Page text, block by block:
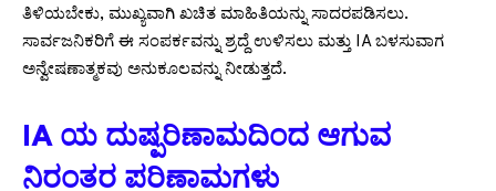
ತಿಳಿಯಬೇಕು, ಮುಖ್ಯವಾಗಿ ಖಚಿತ ಮಾಹಿತಿಯನ್ನು ಸಾದರಪಡಿಸಲು.
ಸಾರ್ವಜನಿಕರಿಗೆ ಈ ಸಂಪರ್ಕವನ್ನು ಶ್ರದ್ದೆ ಉಳಿಸಲು ಮತ್ತು IA ಬಳಸುವಾಗ
ಅನ್ವೇಷಣಾತ್ಮಕವು ಅನುಕೂಲವನ್ನು ನೀಡುತ್ತದೆ.
IA ಯ ದುಷ್ಪರಿಣಾಮದಿಂದ ಆಗುವ
ನಿರಂತರ ಪರಿಣಾಮಗಳು